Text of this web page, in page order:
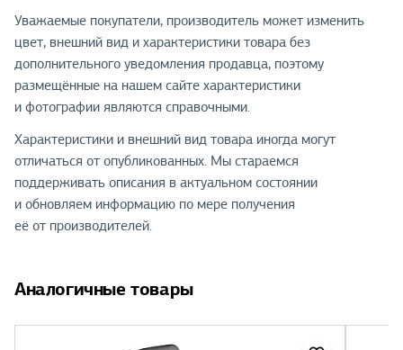
Уважаемые покупатели, производитель может изменить
цвет, внешний вид и характеристики товара без
дополнительного уведомления продавца, поэтому
размещённые на нашем сайте характеристики
и фотографии являются справочными.
Характеристики и внешний вид товара иногда могут
отличаться от опубликованных. Мы стараемся
поддерживать описания в актуальном состоянии
и обновляем информацию по мере получения
её от производителей.
Аналогичные товары